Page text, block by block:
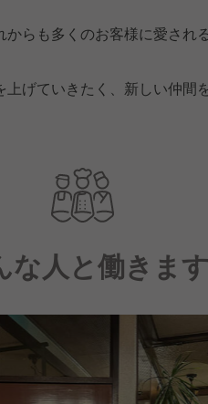
らも多くのお客様に愛され
げていきたく、新しい仲間
な人と働きます